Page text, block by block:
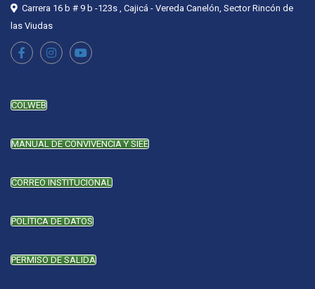
Carrera 16 b # 9 b -123s , Cajicá - Vereda Canelón, Sector Rincón de
las Viudas
COLWEB
MANUAL DE CONVIVENCIA Y SIEE
CORREO INSTITUCIONAL
POLÍTICA DE DATOS
PERMISO DE SALIDA